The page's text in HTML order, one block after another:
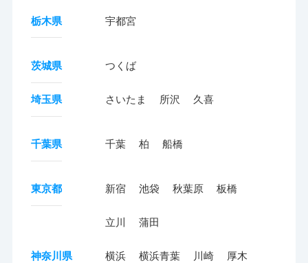
栃木県 宇都宮
茨城県 つくば
埼玉県 さいたま 所沢 久喜
千葉県 千葉 柏 船橋
東京都 新宿 池袋 秋葉原 板橋
立川 蒲田
神奈川県 横浜 横浜青葉 川崎 厚木